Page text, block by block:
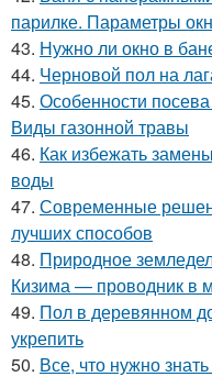
парилке. Параметры
43. Нужно ли окно в
44. Черновой пол на
45. Особенности
Виды газонной травы
46. Как избежать
воды
47. Современные
лучших способов
48. Природное
Кизима — проводник в
49. Пол в деревянном
укрепить
50. Все, что нужно